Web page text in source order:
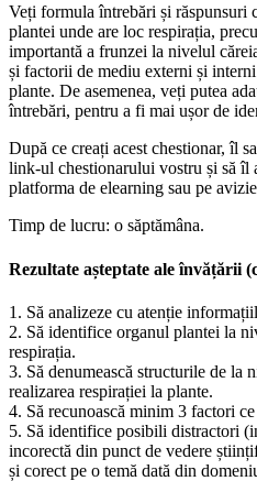
Veți formula întrebări și
plantei unde are loc respirația,
importantă a frunzei la nivelul
și factorii de mediu externi și
plante. De asemenea, veți putea
întrebări, pentru a fi mai ușor de
După ce creați acest chestionar, îl
link-ul chestionarului vostru și să îl
platforma de elearning sau pe
Timp de lucru: o săptămâna.
Rezultate așteptate ale învățării
1. Să analizeze cu atenție
2. Să identifice organul plantei la
respirația.
3. Să denumească structurile de la
realizarea respirației la plante.
4. Să recunoască minim 3 factori
5. Să identifice posibili distractori
incorectă din punct de vedere
și corect pe o temă dată din